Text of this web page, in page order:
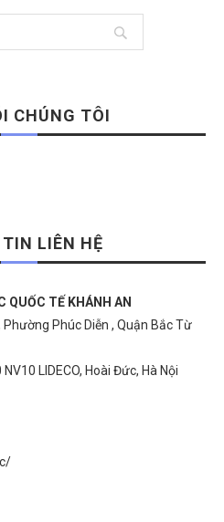
CHÚNG TÔI
LIÊN HỆ
QUỐC TẾ KHÁNH AN
Phường Phúc Diễn , Quận Bắc Từ
NV10 LIDECO, Hoài Đức, Hà Nội